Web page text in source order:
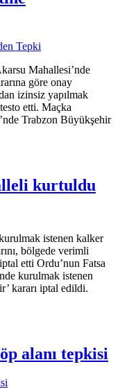
Mahallesi’nde
göre onay
izinsiz yapılmak
etti. Maçka
Trabzon Büyükşehir
kurtuldu
istenen kalker
bölgede verimli
etti Ordu’nun Fatsa
kurulmak istenen
kararı iptal edildi.
alanı tepkisi